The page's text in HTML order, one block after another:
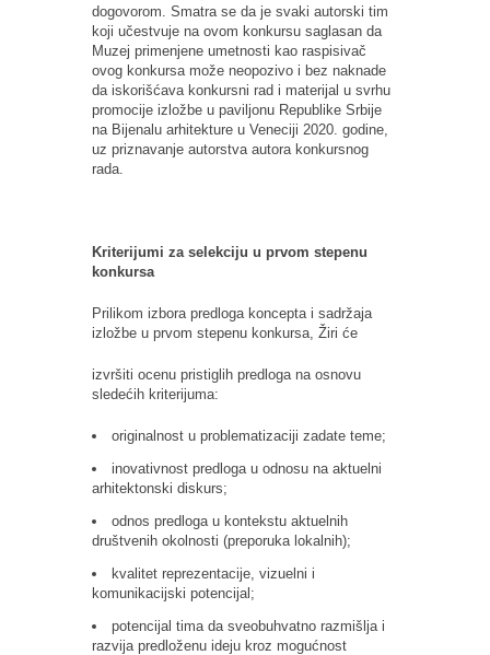
dogovorom. Smatra se da je svaki autorski tim
koji učestvuje na ovom konkursu saglasan da
Muzej primenjene umetnosti kao raspisivač
ovog konkursa može neopozivo i bez naknade
da iskorišćava konkursni rad i materijal u svrhu
promocije izložbe u paviljonu Republike Srbije
na Bijenalu arhitekture u Veneciji 2020. godine,
uz priznavanje autorstva autora konkursnog
rada.
Kriterijumi za selekciju u prvom stepenu
konkursa
Prilikom izbora predloga koncepta i sadržaja
izložbe u prvom stepenu konkursa, Žiri će
izvršiti ocenu pristiglih predloga na osnovu
sledećih kriterijuma:
originalnost u problematizaciji zadate teme;
inovativnost predloga u odnosu na aktuelni
arhitektonski diskurs;
odnos predloga u kontekstu aktuelnih
društvenih okolnosti (preporuka lokalnih);
kvalitet reprezentacije, vizuelni i
komunikacijski potencijal;
potencijal tima da sveobuhvatno razmišlja i
razvija predloženu ideju kroz mogućnost